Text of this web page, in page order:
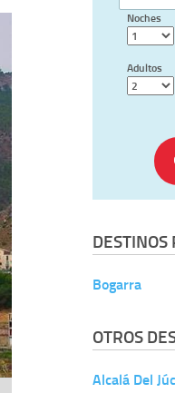
Noches
Adultos
DESTINOS
Bogarra
OTROS
Alcalá Del